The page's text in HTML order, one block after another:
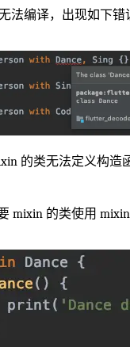
法编译，出现如下错
的类无法定义构造
mixin 的类使用 mixin